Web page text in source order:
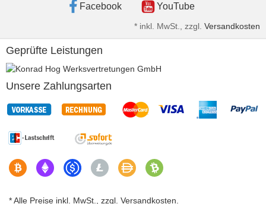
Facebook YouTube
* inkl. MwSt., zzgl. Versandkosten
Geprüfte Leistungen
Unsere Zahlungsarten
* Alle Preise inkl. MwSt., zzgl. Versandkosten.